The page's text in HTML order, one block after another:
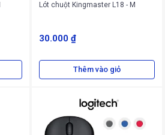
Lót chuột Kingmaster L18 - M
30.000 ₫
Thêm vào giỏ